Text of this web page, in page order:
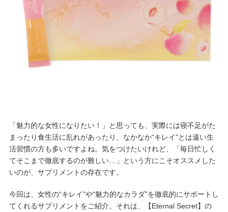
「魅力的な女性になりたい！」と思っても、実際には寝不足がた
まったり食生活に乱れがあったり、なかなか“キレイ”とは遠い生
活習慣の方も多いですよね。気をつけたいけれど、「毎日忙しく
てそこまで徹底するのが難しい…」という方にこそオススメした
いのが、サプリメントの存在です。
今回は、女性の“キレイ”や“魅力的なカラダ”を徹底的にサポートし
てくれるサプリメントをご紹介。それは、【Eternal Secret】の